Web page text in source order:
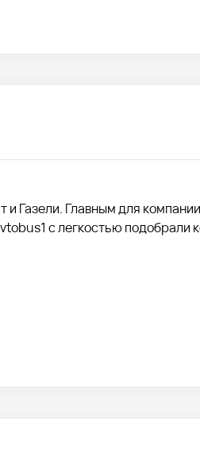
Газели. Главным для
с легкостью подобрали